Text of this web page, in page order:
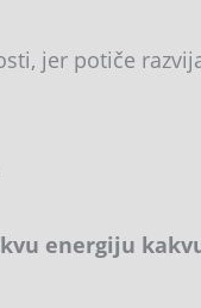
jer potiče
energiju